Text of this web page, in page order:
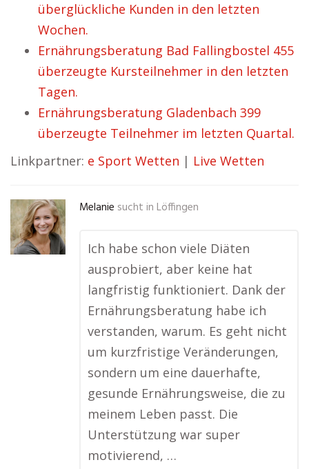
überglückliche Kunden in den letzten
Wochen.
Ernährungsberatung Bad Fallingbostel 455
überzeugte Kursteilnehmer in den letzten
Tagen.
Ernährungsberatung Gladenbach 399
überzeugte Teilnehmer im letzten Quartal.
Linkpartner: e Sport Wetten | Live Wetten
Melanie sucht in Löffingen
Ich habe schon viele Diäten
ausprobiert, aber keine hat
langfristig funktioniert. Dank der
Ernährungsberatung habe ich
verstanden, warum. Es geht nicht
um kurzfristige Veränderungen,
sondern um eine dauerhafte,
gesunde Ernährungsweise, die zu
meinem Leben passt. Die
Unterstützung war super
motivierend, …